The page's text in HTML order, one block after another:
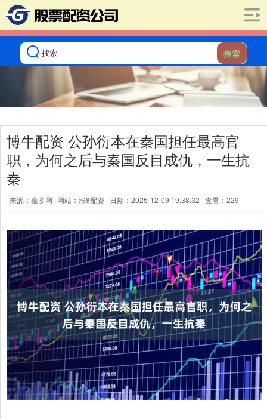
搜索
博牛配资 公孙衍本在秦国担任最高官
职，为何之后与秦国反目成仇，一生抗
秦
来源：嘉多网 网站：涨8配资 日期：2025-12-09 19:38:32 查看：229